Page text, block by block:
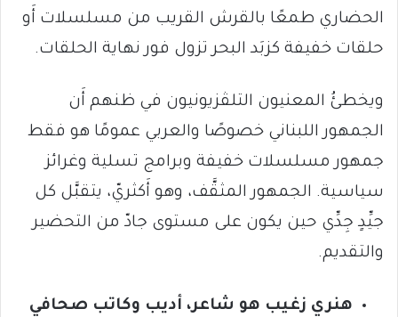
الحضاري طمعًا بالقرش القريب من مسلسلات أَو
حلقات خفيفة كزبَد البحر تزول فور نهاية الحلقات.
ويخطئُ المعنيون التلڤزيونيون في ظنهم أَن
الجمهور اللبناني خصوصًا والعربي عمومًا هو فقط
جمهور مسلسلات خفيفة وبرامج تسلية وغرائز
سياسية. الجمهور المثقَّف، وهو أَكثريّ، يتقبَّل كل
جيِّدٍ جِدِّي حين يكون على مستوى جادّ من التحضير
والتقديم.
هنري زغيب هو شاعر، أديب وكاتب صحافي